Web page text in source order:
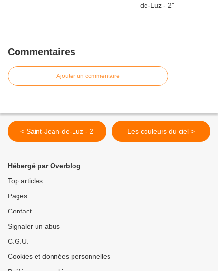
Commentaires
Ajouter un commentaire
< Saint-Jean-de-Luz - 2 Les couleurs du ciel >
Hébergé par Overblog
Top articles
Pages
Contact
Signaler un abus
C.G.U.
Cookies et données personnelles